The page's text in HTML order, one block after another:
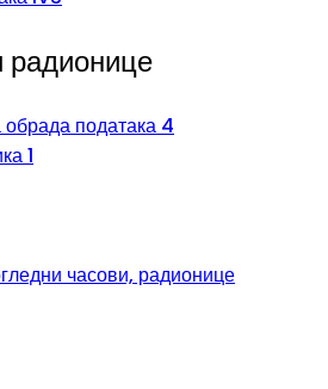
радионице
обрада података 4
1
часови, радионице